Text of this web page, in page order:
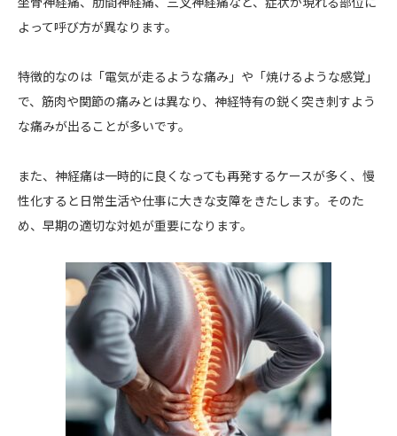
よって呼び方が異なります。
特徴的なのは「電気が走るような痛み」や「焼けるような感覚」
で、筋肉や関節の痛みとは異なり、神経特有の鋭く突き刺すよう
な痛みが出ることが多いです。
また、神経痛は一時的に良くなっても再発するケースが多く、慢
性化すると日常生活や仕事に大きな支障をきたします。そのた
め、早期の適切な対処が重要になります。